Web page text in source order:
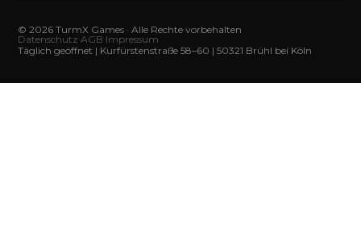
© 2026 TurmX Games · Alle Rechte vorbehalten
Datenschutz ·AGB Impressum
Täglich geöffnet | Kurfürstenstraße 58–60 | 50321 Brühl bei Köln